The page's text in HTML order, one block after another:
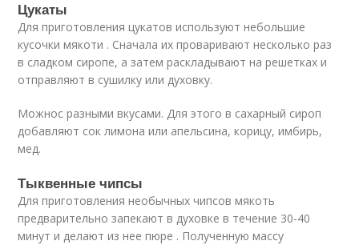
Цукаты
Для приготовления цукатов используют небольшие
кусочки мякоти . Сначала их проваривают несколько раз
в сладком сиропе, а затем раскладывают на решетках и
отправляют в сушилку или духовку.
Можнос разными вкусами. Для этого в сахарный сироп
добавляют сок лимона или апельсина, корицу, имбирь,
мед.
Тыквенные чипсы
Для приготовления необычных чипсов мякоть
предварительно запекают в духовке в течение 30-40
минут и делают из нее пюре . Полученную массу